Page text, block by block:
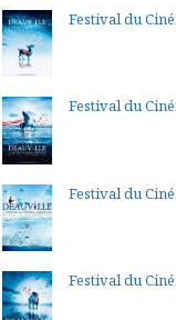
Festival du
Festival du
Festival du
Festival du